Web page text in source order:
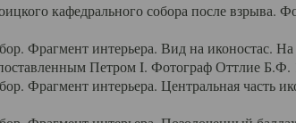
кафедрального собора после взрыва.
Фрагмент интерьера. Вид на иконостас.
Петром I. Фотограф Оттлие Б.Ф.
Фрагмент интерьера. Центральная часть